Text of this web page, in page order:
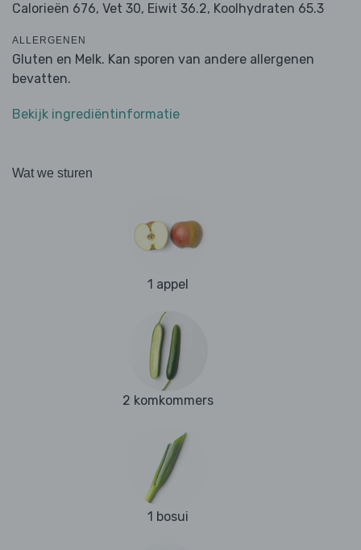
Calorieën 676, Vet 30, Eiwit 36.2, Koolhydraten 65.3
ALLERGENEN
Gluten en Melk. Kan sporen van andere allergenen
bevatten.
Bekijk ingrediëntinformatie
Wat we sturen
1 appel
2 komkommers
1 bosui